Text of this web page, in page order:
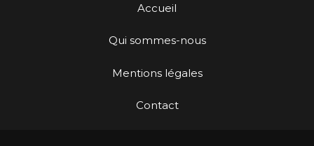
Accueil
Qui sommes-nous
Mentions légales
Contact